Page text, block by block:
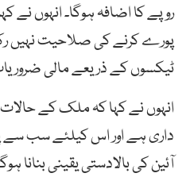
روپے کا اضافہ ہوگا۔ انہوں نے
پورے کرنے کی صلاحیت نہیں
ٹیکسوں کے ذریعے مالی
انہوں نے کہا کہ ملک کے
داری ہے اور اس کیلئے سب سے
آئین کی بالادستی یقینی بنانا